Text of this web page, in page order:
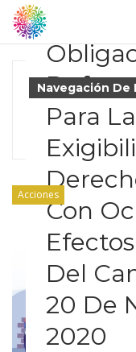
Navegación De
Acciones
Para
Con
Del
20 De
2020